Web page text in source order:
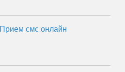
Прием смс онлайн